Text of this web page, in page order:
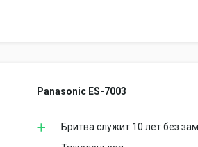
Panasonic ES-7003
Бритва служит 10 лет без